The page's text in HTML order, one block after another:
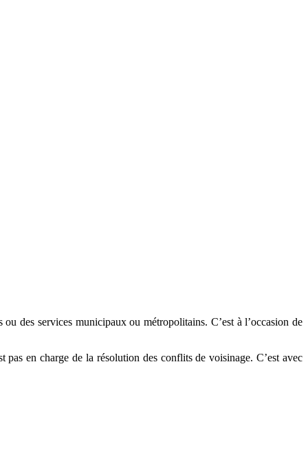
des services municipaux ou métropolitains. C’est à l’occasion de
en charge de la résolution des conflits de voisinage. C’est avec